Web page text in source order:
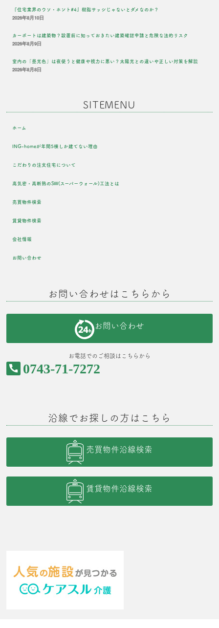
『住宅業界のウソ・ホント#4』樹脂サッシじゃないとダメなのか？
2026年8月10日
カーポートは建築物？設置前に知っておきたい建築確認申請と危険な法的リスク
2026年8月9日
室内の「昼光色」は夜使うと健康や視力に悪い？太陽光との違いや正しい対策を解説
2026年8月8日
SITEMENU
ホーム
ING-homeが年間5棟しか建てない理由
こだわりの注文住宅について
高気密・高断熱のSW(スーパーウォール)工法とは
売買物件検索
賃貸物件検索
会社情報
お問い合わせ
お問い合わせはこちらから
お問い合わせ
お電話でのご相談はこちらから
0743-71-7272
沿線でお探しの方はこちら
売買物件沿線検索
賃貸物件沿線検索